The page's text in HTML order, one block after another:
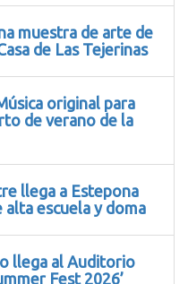
muestra de arte de
de Las Tejerinas
original para
de verano de la
llega a Estepona
alta escuela y doma
llega al Auditorio
Fest 2026’